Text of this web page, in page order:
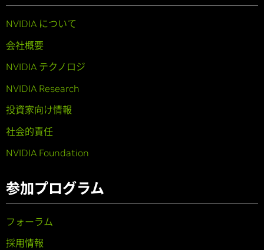
NVIDIA について
会社概要
NVIDIA テクノロジ
NVIDIA Research
投資家向け情報
社会的責任
NVIDIA Foundation
参加プログラム
フォーラム
採用情報